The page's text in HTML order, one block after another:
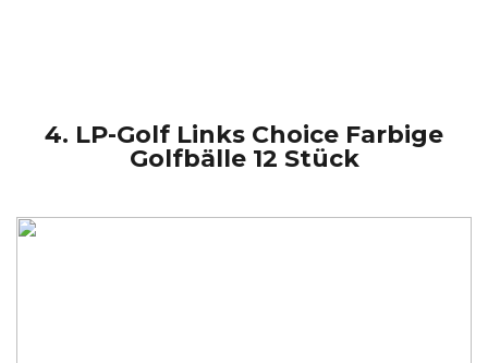
4. LP-Golf Links Choice Farbige
Golfbälle 12 Stück